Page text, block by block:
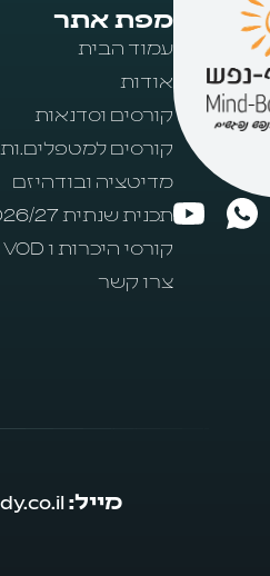
מפת אתר
עמוד הבית
אודות
קורסים וסדנאות
קורסים למטפלים.ות
מדיטציה ובודהיזם
תכנית שנתית 2026/27
קורסי היכרות ו VOD
צרו קשר
מייל: